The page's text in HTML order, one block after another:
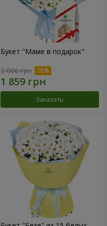
Букет "Маме в подарок"
2 066 грн
Заказать